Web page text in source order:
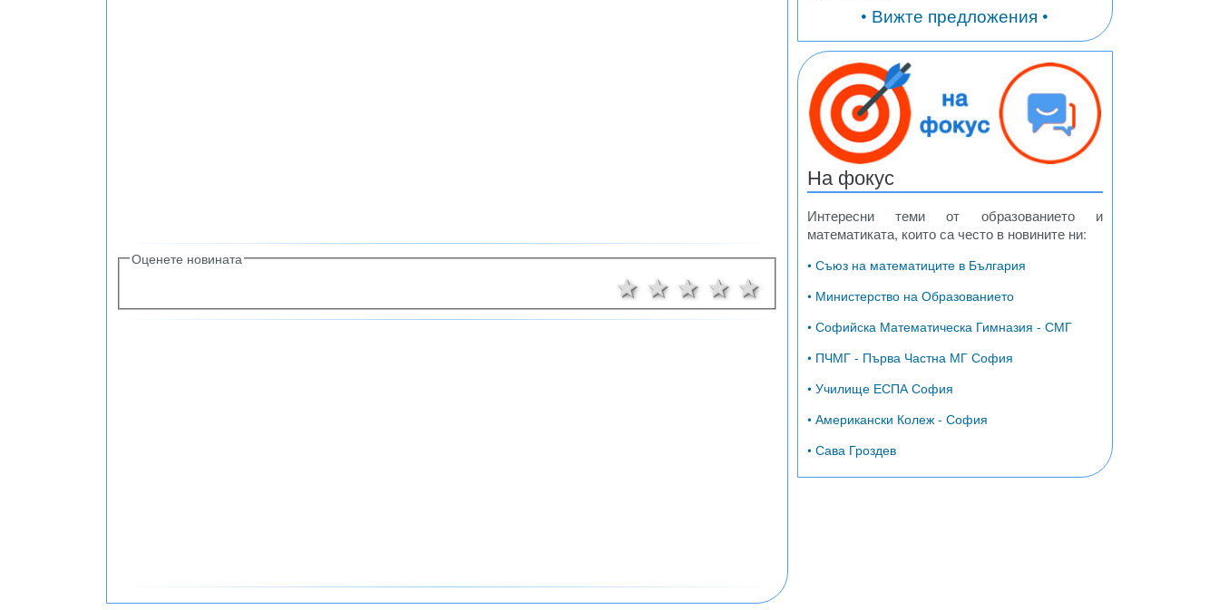
Оценете новината
5 звезди
4 звезди
3 звезди
2 звезди
1 звезда
• Вижте предложения •
На фокус
Интересни теми от образованието и
математиката, които са често в новините ни:
• Съюз на математиците в България
• Министерство на Образованието
• Софийска Математическа Гимназия - СМГ
• ПЧМГ - Първа Частна МГ София
• Училище ЕСПА София
• Американски Колеж - София
• Сава Гроздев